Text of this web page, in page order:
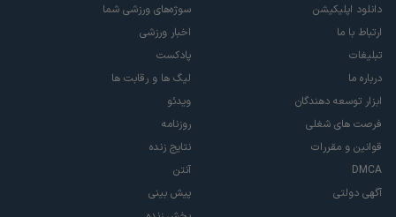
دانلود اپلیکیشن
ارتباط با ما
تبلیغات
درباره ما
ابزار توسعه دهندگان
فرصت های شغلی
قوانین و مقررات
DMCA
آگهی دولتی
سوژه‌های ورزشی شما
اخبار ورزشی
پادکست
لیگ ها و رقابت ها
ویدئو
روزنامه
نتایج زنده
آنتن
پیش بینی